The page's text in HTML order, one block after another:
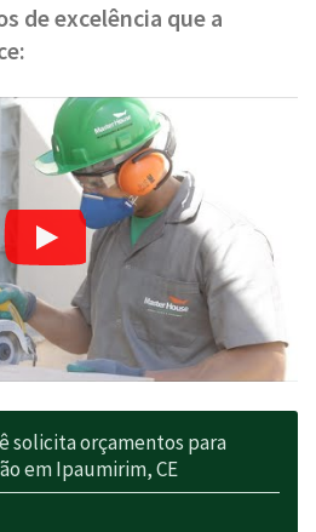
de excelência que a
solicita orçamentos para
em Ipaumirim, CE